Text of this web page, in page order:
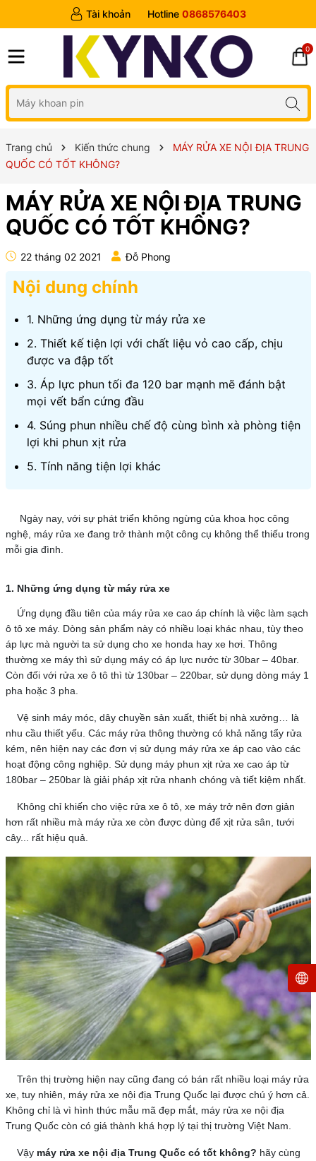
Tài khoản Hotline 0868576403
0
Trang chủ Kiến thức chung
MÁY RỬA XE NỘI ĐỊA TRUNG
QUỐC CÓ TỐT KHÔNG?
MÁY RỬA XE NỘI ĐỊA TRUNG
QUỐC CÓ TỐT KHÔNG?
22 tháng 02 2021 Đỗ Phong
Nội dung chính
1. Những ứng dụng từ máy rửa xe
2. Thiết kế tiện lợi với chất liệu vỏ cao cấp, chịu
được va đập tốt
3. Áp lực phun tối đa 120 bar mạnh mẽ đánh bật
mọi vết bẩn cứng đầu
4. Súng phun nhiều chế độ cùng bình xà phòng tiện
lợi khi phun xịt rửa
5. Tính năng tiện lợi khác
Ngày nay, với sự phát triển không ngừng của khoa học công
nghệ, máy rửa xe đang trở thành một công cụ không thể thiếu trong
mỗi gia đình.
1. Những ứng dụng từ máy rửa xe
Ứng dụng đầu tiên của máy rửa xe cao áp chính là việc làm sạch
ô tô xe máy. Dòng sản phẩm này có nhiều loại khác nhau, tùy theo
áp lực mà người ta sử dụng cho xe honda hay xe hơi. Thông
thường xe máy thì sử dụng máy có áp lực nước từ 30bar – 40bar.
Còn đối với rửa xe ô tô thì từ 130bar – 220bar, sử dụng dòng máy 1
pha hoặc 3 pha.
Vệ sinh máy móc, dây chuyền sản xuất, thiết bị nhà xưởng… là
nhu cầu thiết yếu. Các máy rửa thông thường có khả năng tẩy rửa
kém, nên hiện nay các đơn vị sử dụng máy rửa xe áp cao vào các
hoạt động công nghiệp. Sử dụng máy phun xịt rửa xe cao áp từ
180bar – 250bar là giải pháp xịt rửa nhanh chóng và tiết kiệm nhất.
Không chỉ khiến cho việc rửa xe ô tô, xe máy trở nên đơn giản
hơn rất nhiều mà máy rửa xe còn được dùng để xịt rửa sân, tưới
cây... rất hiệu quả.
Trên thị trường hiện nay cũng đang có bán rất nhiều loại máy rửa
xe, tuy nhiên, máy rửa xe nội địa Trung Quốc lại được chú ý hơn cả.
Không chỉ là vì hình thức mẫu mã đẹp mắt, máy rửa xe nội địa
Trung Quốc còn có giá thành khá hợp lý tại thị trường Việt Nam.
Vậymáy rửa xe nội địa Trung Quốc có tốt không? hãy cùng